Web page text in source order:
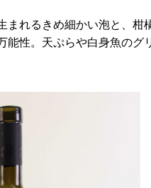
れるきめ細かい泡と、柑
能性。天ぷらや白身魚の